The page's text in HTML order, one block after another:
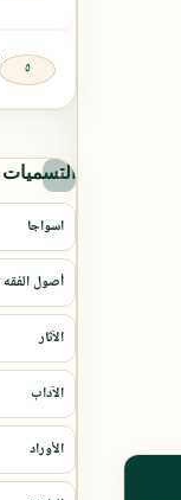
التسميات